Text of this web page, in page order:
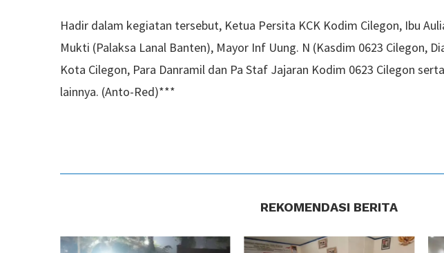
Hadir dalam kegiatan tersebut, Ketua Persita KCK Kodim Cilegon, Ibu
Mukti (Palaksa Lanal Banten), Mayor Inf Uung. N (Kasdim 0623 Cilegon,
Kota Cilegon, Para Danramil dan Pa Staf Jajaran Kodim 0623 Cilegon
lainnya. (Anto-Red)***
REKOMENDASI BERITA